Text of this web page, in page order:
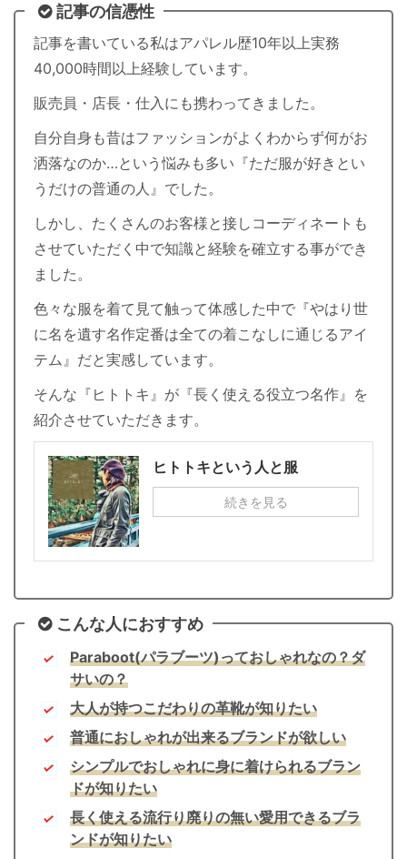
記事の信憑性
記事を書いている私はアパレル歴10年以上実務
40,000時間以上経験しています。
販売員・店長・仕入にも携わってきました。
自分自身も昔はファッションがよくわからず何がお
洒落なのか…という悩みも多い『ただ服が好きとい
うだけの普通の人』でした。
しかし、たくさんのお客様と接しコーディネートも
させていただく中で知識と経験を確立する事ができ
ました。
色々な服を着て見て触って体感した中で『やはり世
に名を遺す名作定番は全ての着こなしに通じるアイ
テム』だと実感しています。
そんな『ヒトトキ』が『長く使える役立つ名作』を
紹介させていただきます。
ヒトトキという人と服
続きを見る
こんな人におすすめ
Paraboot(パラブーツ)っておしゃれなの？ダ
サいの？
大人が持つこだわりの革靴が知りたい
普通におしゃれが出来るブランドが欲しい
シンプルでおしゃれに身に着けられるブラン
ドが知りたい
長く使える流行り廃りの無い愛用できるブラ
ンドが知りたい